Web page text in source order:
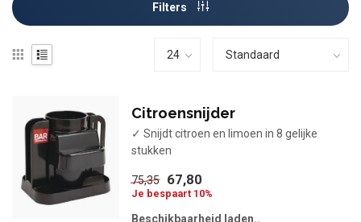
Filters
Citroensnijder
✓ Snijdt citroen en limoen in 8 gelijke
stukken
75,35 67,80
Je bespaart 10%
Beschikbaarheid laden..